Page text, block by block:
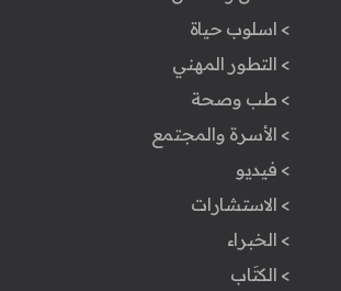
> اسلوب حياة
> التطور المهني
> طب وصحة
> الأسرة والمجتمع
> فيديو
> الاستشارات
> الخبراء
> الكتَاب